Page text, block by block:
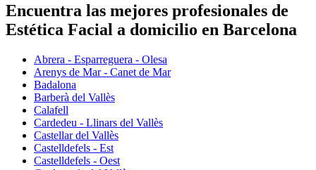
Encuentra las mejores profesionales de
Estética Facial a domicilio en Barcelona
Abrera - Esparreguera - Olesa
Arenys de Mar - Canet de Mar
Badalona
Barberà del Vallès
Calafell
Cardedeu - Llinars del Vallès
Castellar del Vallès
Castelldefels - Est
Castelldefels - Oest